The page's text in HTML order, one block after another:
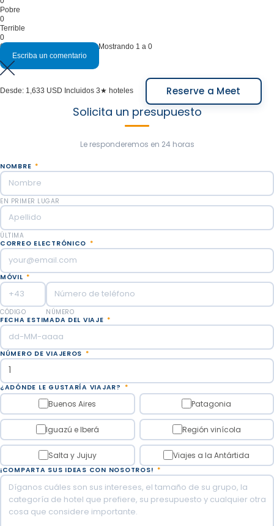
Noche en El Calafate: La Estepa, Kau yatun, Xelena.
Pobre
0
Terrible
0
0 opiniones sobre este Tour - Mostrando 1 a 0
Escriba un comentario
Desde: 1,633 USD Incluidos 3★ hoteles Reserve a Meet
Solicita un presupuesto
Le responderemos en 24 horas
NOMBRE *
EN PRIMER LUGAR
ÚLTIMA
CORREO ELECTRÓNICO *
MÓVIL *
CÓDIGO
NÚMERO
FECHA ESTIMADA DEL VIAJE *
NÚMERO DE VIAJEROS *
¿ADÓNDE LE GUSTARÍA VIAJAR? *
Buenos Aires Patagonia
Iguazú e Iberá Región vinícola
Salta y Jujuy Viajes a la Antártida
¡COMPARTA SUS IDEAS CON NOSOTROS! *